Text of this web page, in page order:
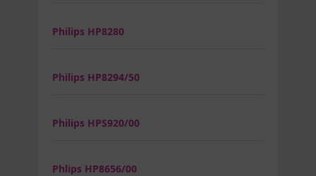
Philips HP8280
Philips HP8294/50
Philips HPS920/00
Phlips HP8656/00